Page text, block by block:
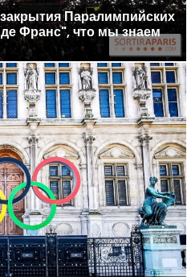
Паралимпийских
Франс", что мы знаем